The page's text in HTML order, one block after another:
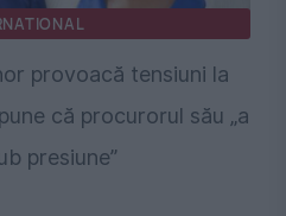
provoacă tensiuni la
că procurorul său „a
presiune”